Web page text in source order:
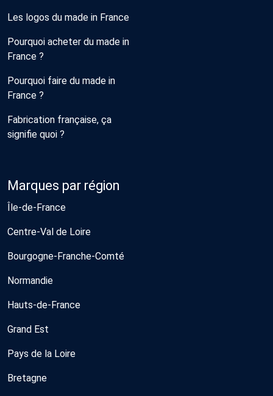
Les logos du made in France
Pourquoi acheter du made in
France ?
Pourquoi faire du made in
France ?
Fabrication française, ça
signifie quoi ?
Marques par région
Île-de-France
Centre-Val de Loire
Bourgogne-Franche-Comté
Normandie
Hauts-de-France
Grand Est
Pays de la Loire
Bretagne